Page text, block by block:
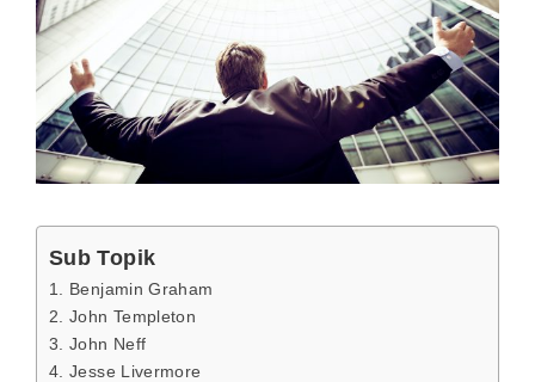
Sub Topik
1. Benjamin Graham
2. John Templeton
3. John Neff
4. Jesse Livermore